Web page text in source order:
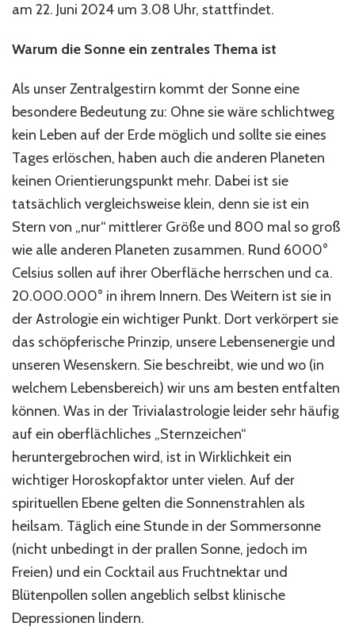
am 22. Juni 2024 um 3.08 Uhr, stattfindet.
Warum die Sonne ein zentrales Thema ist
Als unser Zentralgestirn kommt der Sonne eine
besondere Bedeutung zu: Ohne sie wäre schlichtweg
kein Leben auf der Erde möglich und sollte sie eines
Tages erlöschen, haben auch die anderen Planeten
keinen Orientierungspunkt mehr. Dabei ist sie
tatsächlich vergleichsweise klein, denn sie ist ein
Stern von „nur“ mittlerer Größe und 800 mal so groß
wie alle anderen Planeten zusammen. Rund 6000°
Celsius sollen auf ihrer Oberfläche herrschen und ca.
20.000.000° in ihrem Innern. Des Weitern ist sie in
der Astrologie ein wichtiger Punkt. Dort verkörpert sie
das schöpferische Prinzip, unsere Lebensenergie und
unseren Wesenskern. Sie beschreibt, wie und wo (in
welchem Lebensbereich) wir uns am besten entfalten
können. Was in der Trivialastrologie leider sehr häufig
auf ein oberflächliches „Sternzeichen“
heruntergebrochen wird, ist in Wirklichkeit ein
wichtiger Horoskopfaktor unter vielen. Auf der
spirituellen Ebene gelten die Sonnenstrahlen als
heilsam. Täglich eine Stunde in der Sommersonne
(nicht unbedingt in der prallen Sonne, jedoch im
Freien) und ein Cocktail aus Fruchtnektar und
Blütenpollen sollen angeblich selbst klinische
Depressionen lindern.